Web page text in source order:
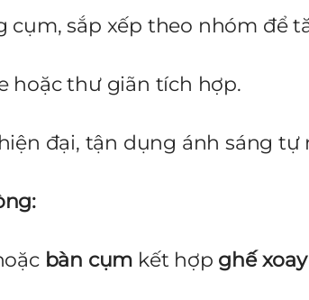
cụm, sắp xếp theo nhóm để
hoặc thư giãn tích hợp.
đại, tận dụng ánh sáng tự
bàn cụm kết hợp ghế xoay